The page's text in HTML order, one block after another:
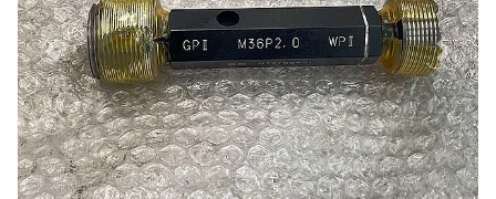
Previous Next